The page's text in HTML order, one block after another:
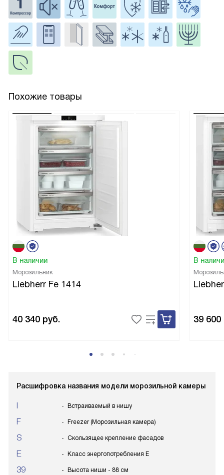
Похожие товары
В наличии
Морозильник
Liebherr Fe 1414
40 340 руб.
В
39 600
Расшифровка названия модели морозильной камеры
I Встраиваемый в нишу
F Freezer (Морозильная камера)
S Скользящее крепление фасадов
E Класс энергопотребления E
39 Высота ниши - 88 см